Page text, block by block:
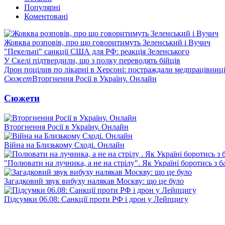
Популярні
Коментовані
Жовква розповів, про що говоритимуть Зеленський і Вучич
"Пекельні" санкції США для РФ: реакція Зеленського
У Скелі підтвердили, що з полку переводять бійців
Дрон поцілив по лікарні в Херсоні: постраждали медпрацівниці
СюжетВторгнення Росії в Україну. Онлайн
Сюжети
Вторгнення Росії в Україну. Онлайн
Війна на Близькому Сході. Онлайн
"Полювати на лучника, а не на стрілу". Як Україні боротись з
Загадковий звук вибуху налякав Москву: що це було
Підсумки 06.08: Санкції проти РФ і дрон у Лейпцигу